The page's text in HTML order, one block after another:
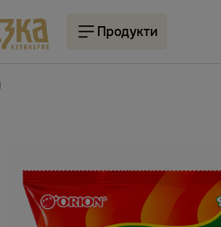
Продукти